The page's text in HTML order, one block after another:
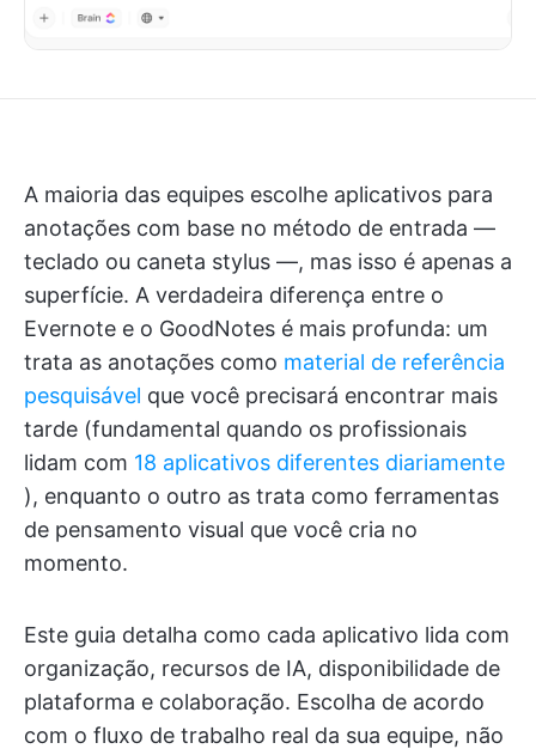
A maioria das equipes escolhe aplicativos para
anotações com base no método de entrada —
teclado ou caneta stylus —, mas isso é apenas a
superfície. A verdadeira diferença entre o
Evernote e o GoodNotes é mais profunda: um
trata as anotações como material de referência
pesquisável que você precisará encontrar mais
tarde (fundamental quando os profissionais
lidam com 18 aplicativos diferentes diariamente
), enquanto o outro as trata como ferramentas
de pensamento visual que você cria no
momento.
Este guia detalha como cada aplicativo lida com
organização, recursos de IA, disponibilidade de
plataforma e colaboração. Escolha de acordo
com o fluxo de trabalho real da sua equipe, não